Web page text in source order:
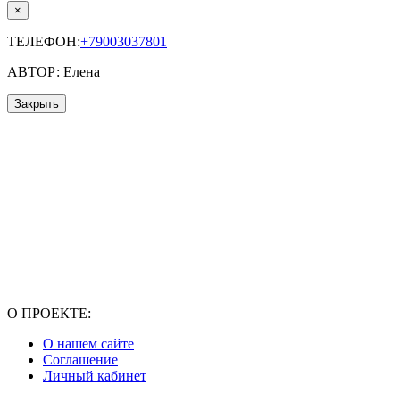
×
ТЕЛЕФОН:+79003037801
АВТОР: Елена
Закрыть
О ПРОЕКТЕ:
О нашем сайте
Соглашение
Личный кабинет